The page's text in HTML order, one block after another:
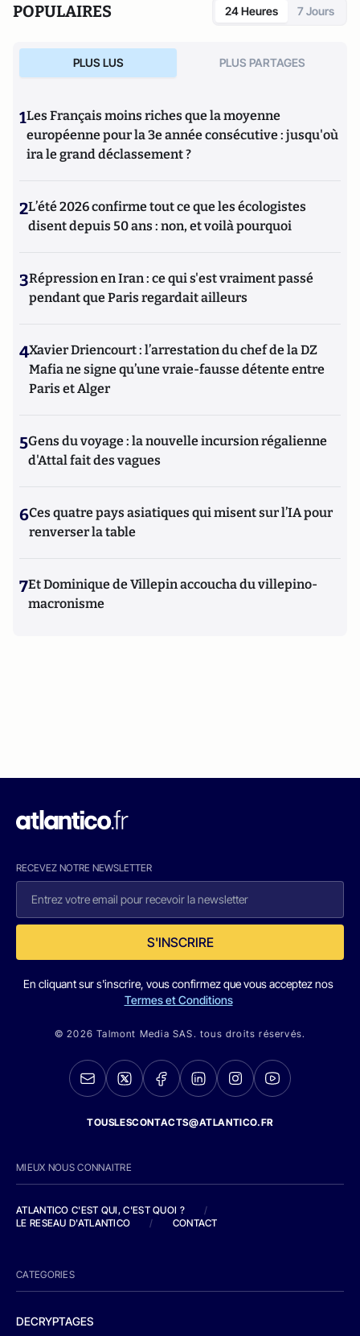
POPULAIRES 24 Heures 7 Jours
PLUS LUS PLUS PARTAGES
1Les Français moins riches que la moyenne
européenne pour la 3e année consécutive : jusqu'où
ira le grand déclassement ?
2L’été 2026 confirme tout ce que les écologistes
disent depuis 50 ans : non, et voilà pourquoi
3Répression en Iran : ce qui s'est vraiment passé
pendant que Paris regardait ailleurs
4Xavier Driencourt : l’arrestation du chef de la DZ
Mafia ne signe qu’une vraie-fausse détente entre
Paris et Alger
5Gens du voyage : la nouvelle incursion régalienne
d'Attal fait des vagues
6Ces quatre pays asiatiques qui misent sur l’IA pour
renverser la table
7Et Dominique de Villepin accoucha du villepino-
macronisme
RECEVEZ NOTRE NEWSLETTER
S'INSCRIRE
En cliquant sur s'inscrire, vous confirmez que vous acceptez nos
Termes et Conditions
© 2026 Talmont Media SAS. tous droits réservés.
TOUSLESCONTACTS@ATLANTICO.FR
MIEUX NOUS CONNAITRE
ATLANTICO C'EST QUI, C'EST QUOI ?
/
LE RESEAU D'ATLANTICO
/ CONTACT
CATEGORIES
DECRYPTAGES